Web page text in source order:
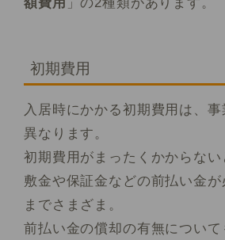
初期費用
入居時にかかる初期費用は、
異なります。
初期費用がまったくかからない
敷金や保証金などの前払い金が
までさまざま。
前払い金の償却の有無について